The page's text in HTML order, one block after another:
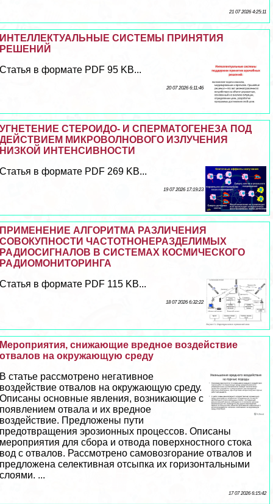
21 07 2026 4:25:11
ИНТЕЛЛЕКТУАЛЬНЫЕ СИСТЕМЫ ПРИНЯТИЯ
РЕШЕНИЙ
Статья в формате PDF 95 KB...
20 07 2026 6:11:46
УГНЕТЕНИЕ СТЕРОИДО- И СПЕРМАТОГЕНЕЗА ПОД
ДЕЙСТВИЕМ МИКРОВОЛНОВОГО ИЗЛУЧЕНИЯ
НИЗКОЙ ИНТЕНСИВНОСТИ
Статья в формате PDF 269 KB...
19 07 2026 17:19:23
ПРИМЕНЕНИЕ АЛГОРИТМА РАЗЛИЧЕНИЯ
СОВОКУПНОСТИ ЧАСТОТНОНЕРАЗДЕЛИМЫХ
РАДИОСИГНАЛОВ В СИСТЕМАХ КОСМИЧЕСКОГО
РАДИОМОНИТОРИНГА
Статья в формате PDF 115 KB...
18 07 2026 6:32:22
Мероприятия, снижающие вредное воздействие
отвалов на окружающую среду
В статье рассмотрено негативное
воздействие отвалов на окружающую среду.
Описаны основные явления, возникающие с
появлением отвала и их вредное
воздействие. Предложены пути
предотвращения эрозионных процессов. Описаны
мероприятия для сбора и отвода поверхностного стока
вод с отвалов. Рассмотрено самовозгорание отвалов и
предложена селективная отсыпка их горизонтальными
слоями. ...
17 07 2026 6:15:42